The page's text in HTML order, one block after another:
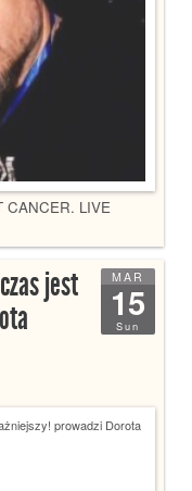
CANCER. LIVE
MAR
15
Sun
jest